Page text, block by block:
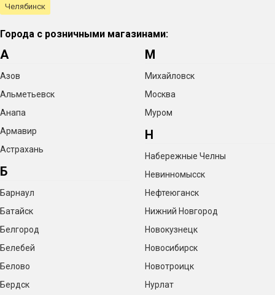
Челябинск
Города с розничными магазинами:
А
Азов
Альметьевск
Анапа
Армавир
Астрахань
Б
Барнаул
Батайск
Белгород
Белебей
Белово
Бердск
М
Михайловск
Москва
Муром
Н
Набережные Челны
Невинномысск
Нефтеюганск
Нижний Новгород
Новокузнецк
Новосибирск
Новотроицк
Нурлат